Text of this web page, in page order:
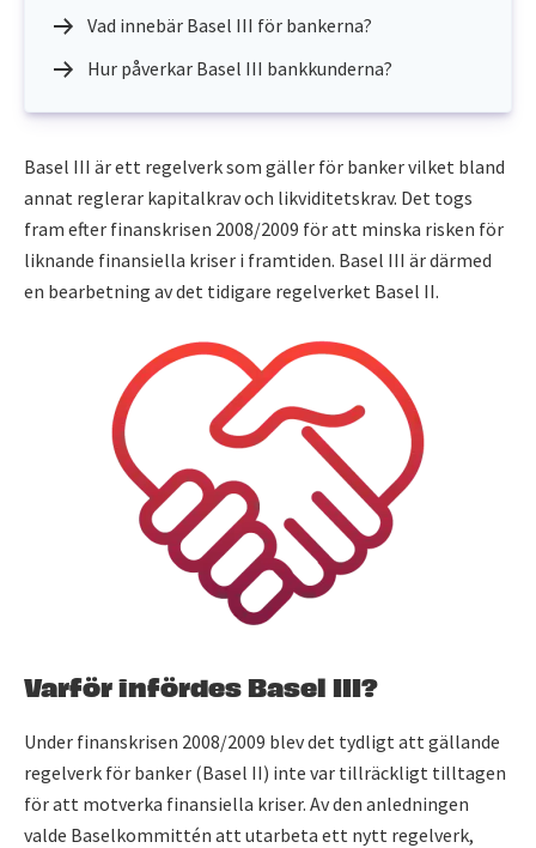
Vad innebär Basel III för bankerna?
Hur påverkar Basel III bankkunderna?
Basel III är ett regelverk som gäller för banker vilket bland
annat reglerar kapitalkrav och likviditetskrav. Det togs
fram efter finanskrisen 2008/2009 för att minska risken för
liknande finansiella kriser i framtiden. Basel III är därmed
en bearbetning av det tidigare regelverket Basel II.
Varför infördes Basel III?
Under finanskrisen 2008/2009 blev det tydligt att gällande
regelverk för banker (Basel II) inte var tillräckligt tilltagen
för att motverka finansiella kriser. Av den anledningen
valde Baselkommittén att utarbeta ett nytt regelverk,